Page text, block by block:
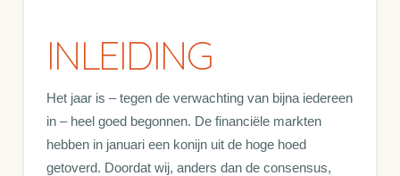
INLEIDING
Het jaar is – tegen de verwachting van bijna iedereen
in – heel goed begonnen. De financiële markten
hebben in januari een konijn uit de hoge hoed
getoverd. Doordat wij, anders dan de consensus,